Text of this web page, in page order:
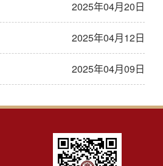
2025年04月20日
2025年04月12日
2025年04月09日